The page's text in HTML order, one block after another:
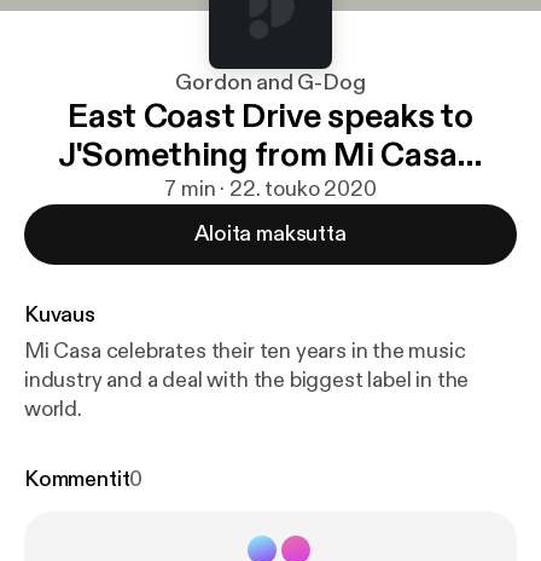
Gordon and G-Dog
East Coast Drive speaks to
J'Something from Mi Casa…
7 min · 22. touko 2020
Aloita maksutta
Kuvaus
Mi Casa celebrates their ten years in the music
industry and a deal with the biggest label in the
world.
Kommentit0